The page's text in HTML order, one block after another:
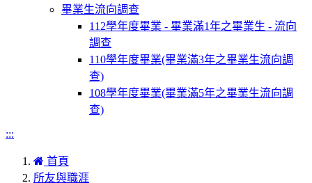
畢業生流向調查
112學年度畢業 - 畢業滿1年之畢業生 - 流向
調查
110學年度畢業(畢業滿3年之畢業生流向調
查)
108學年度畢業(畢業滿5年之畢業生流向調
查)
:::
首頁
所友與職涯